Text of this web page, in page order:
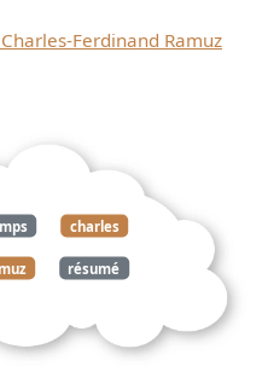
Charles-Ferdinand Ramuz
charles
résumé